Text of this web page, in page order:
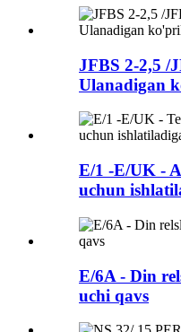
JFBS 2-2,5 /
Ulanadigan
E/1 -E/UK -
uchun
E/6A - Din
uchi qavs